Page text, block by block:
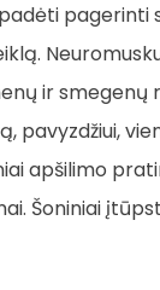
pagerinti
ir smegenų
pavyzdžiui,
apšilimo
Šoniniai